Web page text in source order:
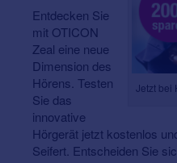
Jetzt bei
Entdecken Sie
mit OTICON
Zeal eine neue
Dimension des
Hörens. Testen
Sie das
innovative
Hörgerät jetzt kostenlos
Seifert. Entscheiden Sie